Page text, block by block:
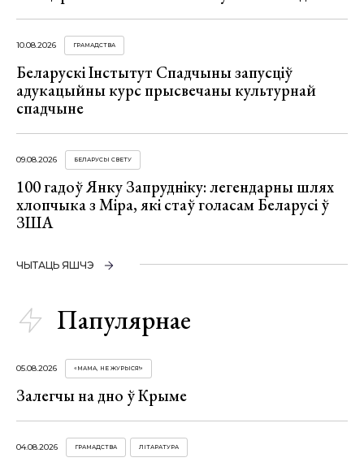
10.08.2026 ГРАМАДСТВА
Беларускі Інстытут Спадчыны запусціў
адукацыйны курс прысвечаны культурнай
спадчыне
09.08.2026 БЕЛАРУСЫ СВЕТУ
100 гадоў Янку Запрудніку: легендарны шлях
хлопчыка з Міра, які стаў голасам Беларусі ў
ЗША
ЧЫТАЦЬ ЯШЧЭ
Папулярнае
05.08.2026 «МАМА, НЕ ЖУРЫСЯ!»
Залегчы на дно ў Крыме
04.08.2026 ГРАМАДСТВА ЛІТАРАТУРА